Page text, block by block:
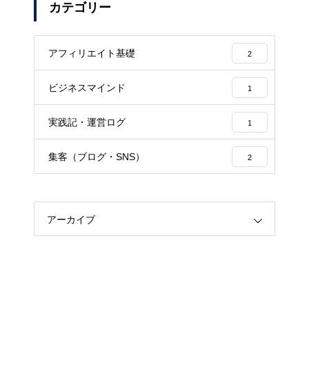
カテゴリー
アフィリエイト基礎 2
ビジネスマインド 1
実践記・運営ログ 1
集客（ブログ・SNS） 2
アーカイブ